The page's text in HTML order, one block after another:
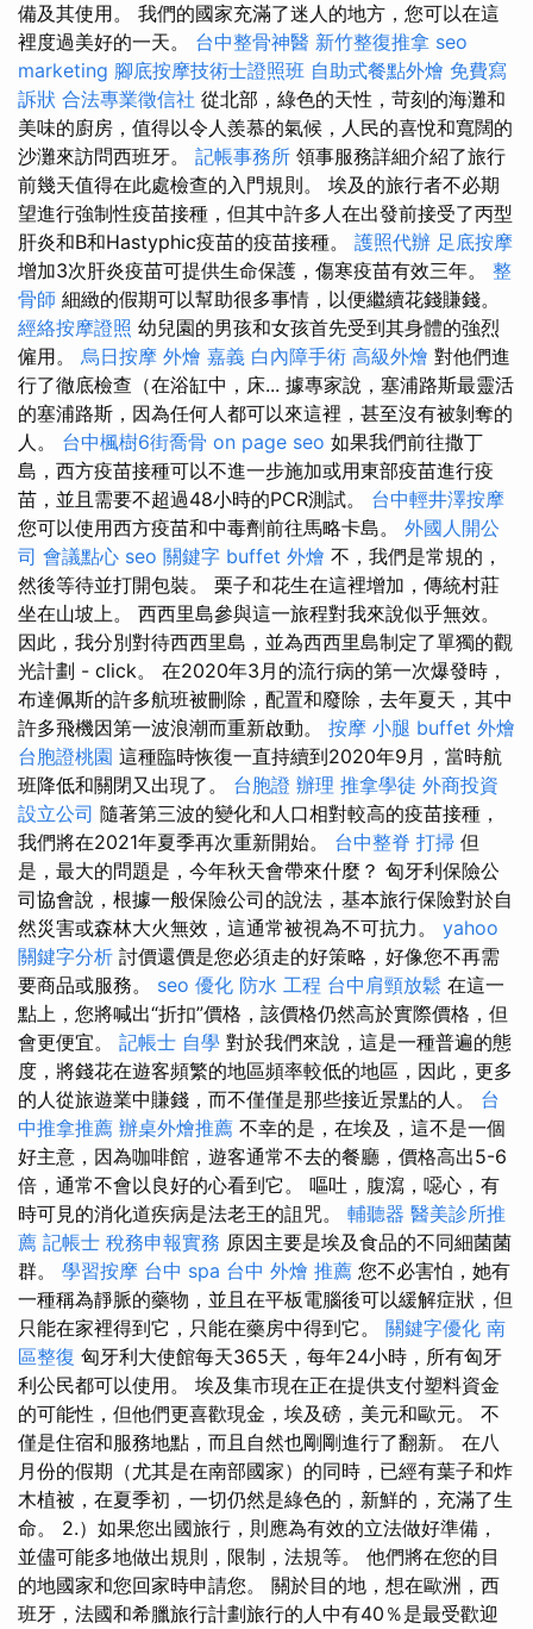
備及其使用。 我們的國家充滿了迷人的地方，您可以在這
裡度過美好的一天。 台中整骨神醫 新竹整復推拿 seo
marketing 腳底按摩技術士證照班 自助式餐點外燴 免費寫
訴狀 合法專業徵信社 從北部，綠色的天性，苛刻的海灘和
美味的廚房，值得以令人羨慕的氣候，人民的喜悅和寬闊的
沙灘來訪問西班牙。 記帳事務所 領事服務詳細介紹了旅行
前幾天值得在此處檢查的入門規則。 埃及的旅行者不必期
望進行強制性疫苗接種，但其中許多人在出發前接受了丙型
肝炎和B和Hastyphic疫苗的疫苗接種。 護照代辦 足底按摩
增加3次肝炎疫苗可提供生命保護，傷寒疫苗有效三年。 整
骨師 細緻的假期可以幫助很多事情，以便繼續花錢賺錢。
經絡按摩證照 幼兒園的男孩和女孩首先受到其身體的強烈
僱用。 烏日按摩 外燴 嘉義 白內障手術 高級外燴 對他們進
行了徹底檢查（在浴缸中，床... 據專家說，塞浦路斯最靈活
的塞浦路斯，因為任何人都可以來這裡，甚至沒有被剝奪的
人。 台中楓樹6街喬骨 on page seo 如果我們前往撒丁
島，西方疫苗接種可以不進一步施加或用東部疫苗進行疫
苗，並且需要不超過48小時的PCR測試。 台中輕井澤按摩
您可以使用西方疫苗和中毒劑前往馬略卡島。 外國人開公
司 會議點心 seo 關鍵字 buffet 外燴 不，我們是常規的，
然後等待並打開包裝。 栗子和花生在這裡增加，傳統村莊
坐在山坡上。 西西里島參與這一旅程對我來說似乎無效。
因此，我分別對待西西里島，並為西西里島制定了單獨的觀
光計劃 - click。 在2020年3月的流行病的第一次爆發時，
布達佩斯的許多航班被刪除，配置和廢除，去年夏天，其中
許多飛機因第一波浪潮而重新啟動。 按摩 小腿 buffet 外燴
台胞證桃園 這種臨時恢復一直持續到2020年9月，當時航
班降低和關閉又出現了。 台胞證 辦理 推拿學徒 外商投資
設立公司 隨著第三波的變化和人口相對較高的疫苗接種，
我們將在2021年夏季再次重新開始。 台中整脊 打掃 但
是，最大的問題是，今年秋天會帶來什麼？ 匈牙利保險公
司協會說，根據一般保險公司的說法，基本旅行保險對於自
然災害或森林大火無效，這通常被視為不可抗力。 yahoo
關鍵字分析 討價還價是您必須走的好策略，好像您不再需
要商品或服務。 seo 優化 防水 工程 台中肩頸放鬆 在這一
點上，您將喊出“折扣”價格，該價格仍然高於實際價格，但
會更便宜。 記帳士 自學 對於我們來說，這是一種普遍的態
度，將錢花在遊客頻繁的地區頻率較低的地區，因此，更多
的人從旅遊業中賺錢，而不僅僅是那些接近景點的人。 台
中推拿推薦 辦桌外燴推薦 不幸的是，在埃及，這不是一個
好主意，因為咖啡館，遊客通常不去的餐廳，價格高出5-6
倍，通常不會以良好的心看到它。 嘔吐，腹瀉，噁心，有
時可見的消化道疾病是法老王的詛咒。 輔聽器 醫美診所推
薦 記帳士 稅務申報實務 原因主要是埃及食品的不同細菌菌
群。 學習按摩 台中 spa 台中 外燴 推薦 您不必害怕，她有
一種稱為靜脈的藥物，並且在平板電腦後可以緩解症狀，但
只能在家裡得到它，只能在藥房中得到它。 關鍵字優化 南
區整復 匈牙利大使館每天365天，每年24小時，所有匈牙
利公民都可以使用。 埃及集市現在正在提供支付塑料資金
的可能性，但他們更喜歡現金，埃及磅，美元和歐元。 不
僅是住宿和服務地點，而且自然也剛剛進行了翻新。 在八
月份的假期（尤其是在南部國家）的同時，已經有葉子和炸
木植被，在夏季初，一切仍然是綠色的，新鮮的，充滿了生
命。 2.）如果您出國旅行，則應為有效的立法做好準備，
並儘可能多地做出規則，限制，法規等。 他們將在您的目
的地國家和您回家時申請您。 關於目的地，想在歐洲，西
班牙，法國和希臘旅行計劃旅行的人中有40％是最受歡迎